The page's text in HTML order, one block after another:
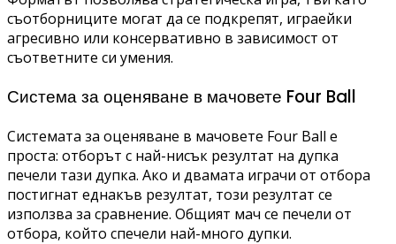
съотборниците могат да се подкрепят, играейки
агресивно или консервативно в зависимост от
съответните си умения.
Система за оценяване в мачовете Four Ball
Системата за оценяване в мачовете Four Ball е
проста: отборът с най-нисък резултат на дупка
печели тази дупка. Ако и двамата играчи от отбора
постигнат еднакъв резултат, този резултат се
използва за сравнение. Общият мач се печели от
отбора, който спечели най-много дупки.